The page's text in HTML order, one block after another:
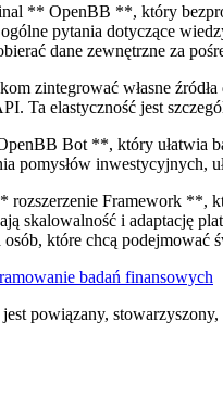
** OpenBB **, który
pytania dotyczące
dane zewnętrzne za
zintegrować własne
Ta elastyczność jest
Bot **, który ułatwia
pomysłów inwestycyjnych,
rozszerzenie Framework **,
skalowalność i adaptację
które chcą podejmować
badań finansowych
jest powiązany,